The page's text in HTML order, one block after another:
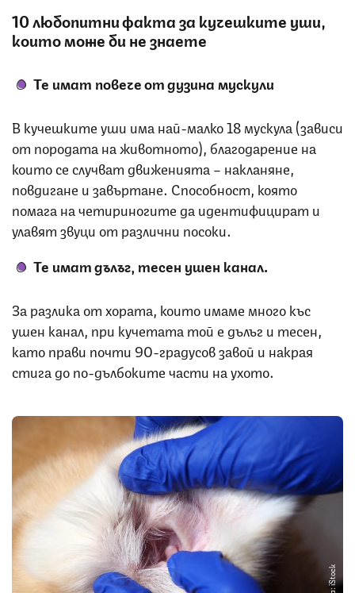
10 любопитни факта за кучешките уши,
които може би не знаете
Те имат повече от дузина мускули
В кучешките уши има най-малко 18 мускула (зависи
от породата на животното), благодарение на
които се случват движенията – накланяне,
повдигане и завъртане. Способност, която
помага на четириногите да идентифицират и
улавят звуци от различни посоки.
Те имат дълъг, тесен ушен канал.
За разлика от хората, които имаме много къс
ушен канал, при кучетата той е дълъг и тесен,
като прави почти 90-градусов завой и накрая
стига до по-дълбоките части на ухото.